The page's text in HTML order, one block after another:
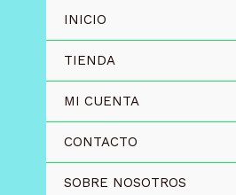
INICIO
TIENDA
MI CUENTA
CONTACTO
SOBRE NOSOTROS